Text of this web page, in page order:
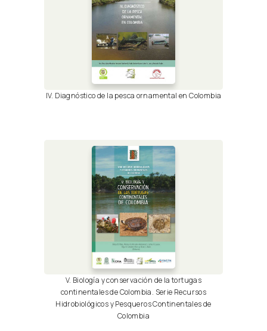
IV. Diagnóstico de la pesca ornamental en Colombia
V. Biología y conservación de la tortugas
continentales de Colombia. Serie Recursos
Hidrobiológicos y Pesqueros Continentales de
Colombia